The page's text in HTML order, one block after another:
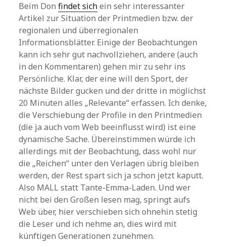
Beim Donfindet sichein sehr interessanter
Artikel zur Situation der Printmedien bzw. der
regionalen und überregionalen
Informationsblätter. Einige der Beobachtungen
kann ich sehr gut nachvollziehen, andere (auch
in den Kommentaren) gehen mir zu sehr ins
Persönliche. Klar, der eine will den Sport, der
nächste Bilder gucken und der dritte in möglichst
20 Minuten alles „Relevante“ erfassen. Ich denke,
die Verschiebung der Profile in den Printmedien
(die ja auch vom Web beeinflusst wird) ist eine
dynamische Sache. Übereinstimmen würde ich
allerdings mit der Beobachtung, dass wohl nur
die „Reichen“ unter den Verlagen übrig bleiben
werden, der Rest spart sich ja schon jetzt kaputt.
Also MALL statt Tante-Emma-Laden. Und wer
nicht bei den Großen lesen mag, springt aufs
Web über, hier verschieben sich ohnehin stetig
die Leser und ich nehme an, dies wird mit
künftigen Generationen zunehmen.